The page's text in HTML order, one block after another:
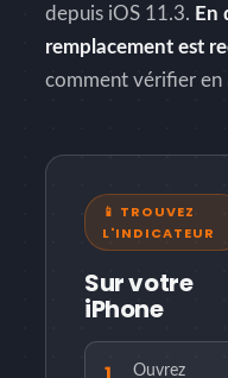
depuis iOS 11.3. En
remplacement est
comment vérifier en
📱 TROUVEZ
L'INDICATEUR
Sur votre
iPhone
Ouvrez